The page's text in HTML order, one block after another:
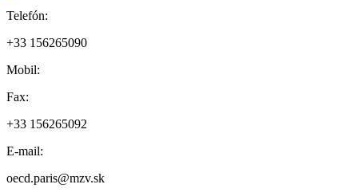
Telefón:
+33 156265090
Mobil:
Fax:
+33 156265092
E-mail:
oecd.paris@mzv.sk